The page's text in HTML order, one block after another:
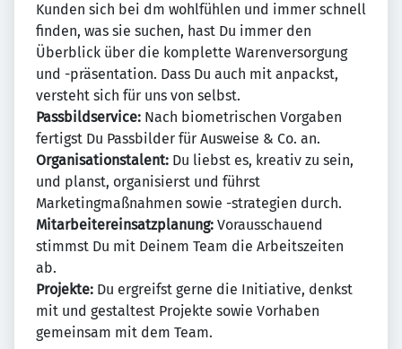
Kunden sich bei dm wohlfühlen und immer schnell
finden, was sie suchen, hast Du immer den
Überblick über die komplette Warenversorgung
und -präsentation. Dass Du auch mit anpackst,
versteht sich für uns von selbst.
Passbildservice: Nach biometrischen Vorgaben
fertigst Du Passbilder für Ausweise & Co. an.
Organisationstalent: Du liebst es, kreativ zu sein,
und planst, organisierst und führst
Marketingmaßnahmen sowie -strategien durch.
Mitarbeitereinsatzplanung: Vorausschauend
stimmst Du mit Deinem Team die Arbeitszeiten
ab.
Projekte: Du ergreifst gerne die Initiative, denkst
mit und gestaltest Projekte sowie Vorhaben
gemeinsam mit dem Team.